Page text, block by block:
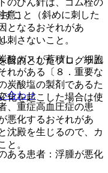
のびん針は、ゴム栓の
こと（斜めに刺した
となるおそれがあ
刺さないこと。
酸塩の製剤であるた
化を起こした場合は使
沈殿を生じるので、カ
と。
意）
酸ガスが蓄積し、細胞
れがある〔８．重要な
、重症高血圧症の患
悪化するおそれがあ
ある患者：浮腫が悪化
目的としたプログラム
合わせ